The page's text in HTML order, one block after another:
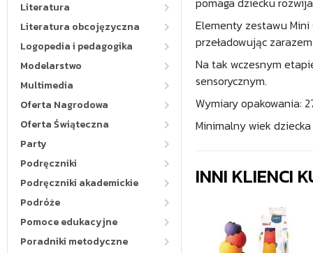
Literatura
Literatura obcojęzyczna
Logopedia i pedagogika
Modelarstwo
Multimedia
Oferta Nagrodowa
Oferta Świąteczna
Party
Podręczniki
Podręczniki akademickie
Podróże
Pomoce edukacyjne
Poradniki metodyczne
Elementy zestawu Mini
przeładowując
Na tak wczesnym
sensorycznym.
Wymiary opakowania:
Minimalny wiek
INNI KLIENCI